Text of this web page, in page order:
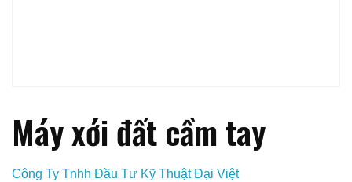
Máy xới đất cầm tay
Công Ty Tnhh Đầu Tư Kỹ Thuật Đại Việt